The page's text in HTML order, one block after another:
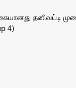
தனிவட்டி
4)